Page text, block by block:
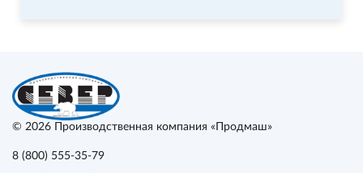
© 2026 Производственная компания «Продмаш»
8 (800) 555-35-79